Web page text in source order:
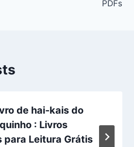
PDFs
de hai-kais do
: Livros
para Leitura Grátis